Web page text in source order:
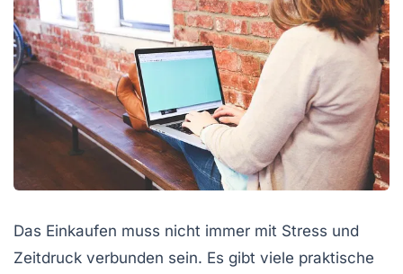
Das Einkaufen muss nicht immer mit Stress und
Zeitdruck verbunden sein. Es gibt viele praktische